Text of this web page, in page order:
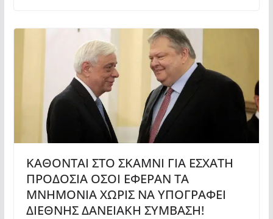
ΚΑΘΟΝΤΑΙ ΣΤΟ ΣΚΑΜΝΙ ΓΙΑ ΕΣΧΑΤΗ
ΠΡΟΔΟΣΙΑ ΟΣΟΙ ΕΦΕΡΑΝ ΤΑ
ΜΝΗΜΟΝΙΑ ΧΩΡΙΣ ΝΑ ΥΠΟΓΡΑΦΕΙ
ΔΙΕΘΝΗΣ ΔΑΝΕΙΑΚΗ ΣΥΜΒΑΣΗ!